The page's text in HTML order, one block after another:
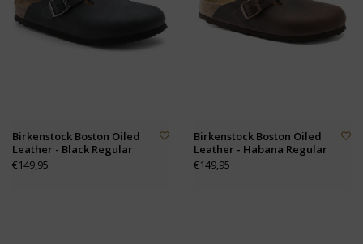
Birkenstock Boston Oiled
Leather - Black Regular
€149,95
Birkenstock Boston Oiled
Leather - Habana Regular
€149,95